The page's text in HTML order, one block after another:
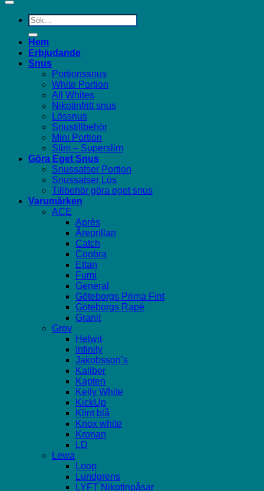
Sök
efter:
Hem
Erbjudande
Snus
Portionssnus
White Portion
All Whites
Nikotinfritt snus
Lössnus
Snustillbehör
Mini Portion
Slim – Superslim
Göra Eget Snus
Snussatser Portion
Snussatser Lös
Tillbehör göra eget snus
Varumärken
ACE
Après
Åreprillan
Catch
Coobra
Ettan
Fumi
General
Göteborgs Prima Fint
Göteborgs Rapé
Granit
Grov
Helwit
Infinity
Jakobsson’s
Kaliber
Kapten
Kelly White
KickUp
Klint blå
Knox white
Kronan
LD
Lewa
Loop
Lundgrens
LYFT Nikotinpåsar